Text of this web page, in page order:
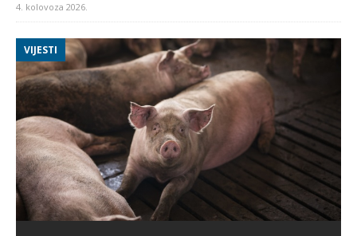
4. kolovoza 2026.
VIJESTI